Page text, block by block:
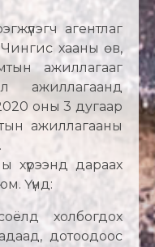
агентлаг
хааны өв,
ажиллагааг
ажиллагаанд
2020 оны 3 дугаар
ажиллагааны
хүрээнд дараах
Үүнд:
холбогдох
дотоодоос